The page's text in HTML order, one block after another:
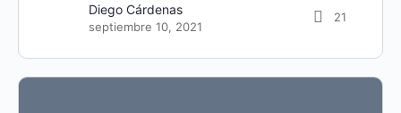
Diego Cárdenas
septiembre 10, 2021
21